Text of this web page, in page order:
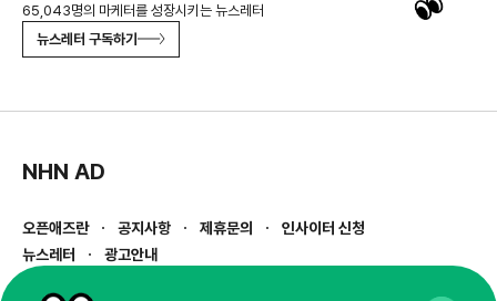
65,043명의 마케터를 성장시키는 뉴스레터
뉴스레터 구독하기
NHN AD
오픈애즈란 공지사항 제휴문의
인사이터 신청
뉴스레터
광고안내